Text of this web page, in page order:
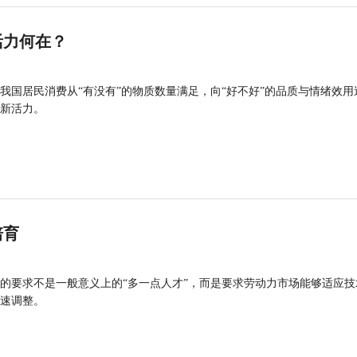
何在？
国居民消费从“有没有”的物质数量满足，向“好不好”的品质与情绪效用
活力。
育
要求不是一般意义上的“多一点人才”，而是要求劳动力市场能够适应
调整。